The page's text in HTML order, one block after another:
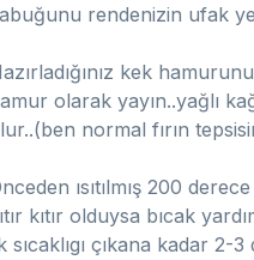
rendenizin ufak
kek
olarak yayın..yağlı
normal fırın
ısıtılmış 200
kıtır olduysa bıcak
sıcaklıgı çıkana kadar